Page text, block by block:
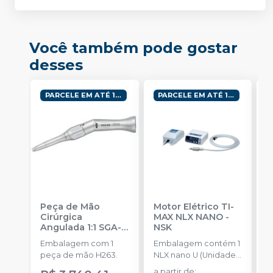
Você também pode gostar
desses
PARCELE EM ATÉ 10X
Peça de Mão
Cirúrgica
Angulada 1:1 SGA-
- NSK
Embalagem com 1
peça de mão H263.
PARCELE EM ATÉ 10X
Motor Elétrico TI-
MAX NLX NANO-
NSK
Embalagem contém 1
NLX nano U (Unidade
de Controle), 1 NLX